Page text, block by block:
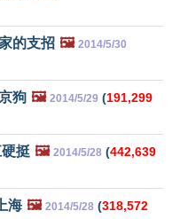
的支招 🖼️ 2014/5/30
狗 🖼️ 2014/5/29 (191,299
挺 🖼️ 2014/5/28 (442,639
海 🖼️ 2014/5/28 (318,572